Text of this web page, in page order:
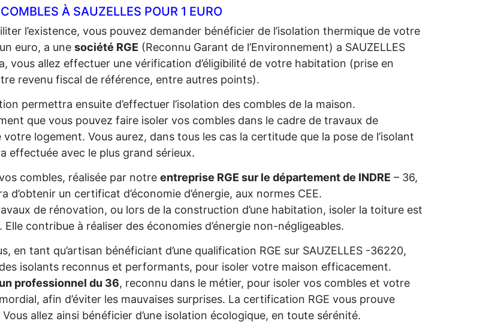
À SAUZELLES POUR 1 EURO
l’existence, vous pouvez demander bénéficier de l’isolation thermique de votre
euro, a une société RGE (Reconnu Garant de l’Environnement) a SAUZELLES
vous allez effectuer une vérification d’éligibilité de votre habitation (prise en
revenu fiscal de référence, entre autres points).
permettra ensuite d’effectuer l’isolation des combles de la maison.
que vous pouvez faire isoler vos combles dans le cadre de travaux de
logement. Vous aurez, dans tous les cas la certitude que la pose de l’isolant
effectuée avec le plus grand sérieux.
combles, réalisée par notre entreprise RGE sur le département de INDRE – 36,
d’obtenir un certificat d’économie d’énergie, aux normes CEE.
de rénovation, ou lors de la construction d’une habitation, isoler la toiture est
Elle contribue à réaliser des économies d’énergie non-négligeables.
en tant qu’artisan bénéficiant d’une qualification RGE sur SAUZELLES -36220,
isolants reconnus et performants, pour isoler votre maison efficacement.
professionnel du 36, reconnu dans le métier, pour isoler vos combles et votre
afin d’éviter les mauvaises surprises. La certification RGE vous prouve
allez ainsi bénéficier d’une isolation écologique, en toute sérénité.